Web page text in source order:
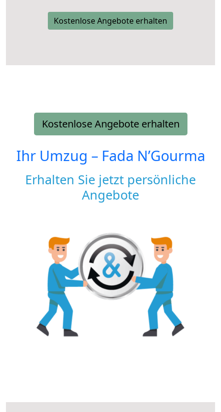
Kostenlose Angebote erhalten
Kostenlose Angebote erhalten
Ihr Umzug – Fada N’Gourma
Erhalten Sie jetzt persönliche
Angebote